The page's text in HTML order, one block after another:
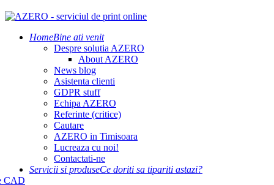
HomeBine ati venit
Despre solutia AZERO
About AZERO
News blog
Asistenta clienti
GDPR stuff
Echipa AZERO
Referinte (critice)
Cautare
AZERO in Timisoara
Lucreaza cu noi!
Contactati-ne
Servicii si produseCe doriti sa tipariti astazi?
CAD